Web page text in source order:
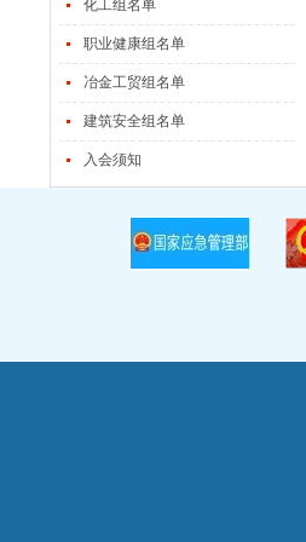
化工组名单
职业健康组名单
冶金工贸组名单
建筑安全组名单
入会须知